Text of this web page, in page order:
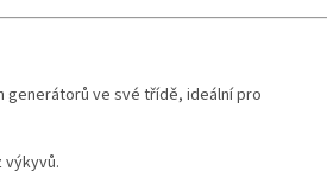
generátorů ve své třídě, ideální pro